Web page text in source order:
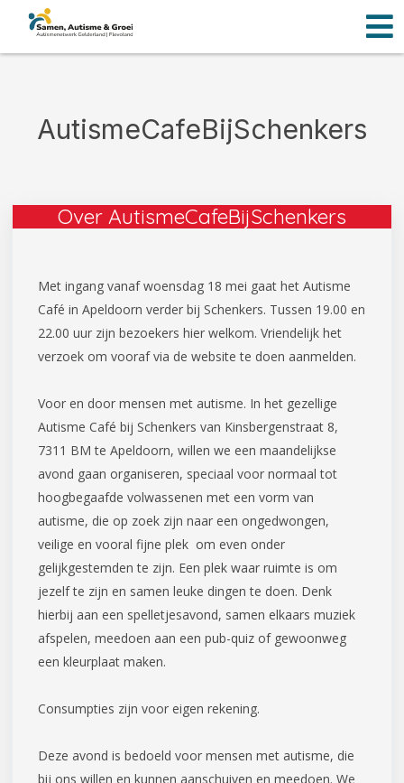
AutismeCafeBijSchenkers
Over AutismeCafeBijSchenkers
Met ingang vanaf woensdag 18 mei gaat het Autisme
Café in Apeldoorn verder bij Schenkers. Tussen 19.00 en
22.00 uur zijn bezoekers hier welkom. Vriendelijk het
verzoek om vooraf via de website te doen aanmelden.
Voor en door mensen met autisme. In het gezellige
Autisme Café bij Schenkers van Kinsbergenstraat 8,
7311 BM te Apeldoorn, willen we een maandelijkse
avond gaan organiseren, speciaal voor normaal tot
hoogbegaafde volwassenen met een vorm van
autisme, die op zoek zijn naar een ongedwongen,
veilige en vooral fijne plek om even onder
gelijkgestemden te zijn. Een plek waar ruimte is om
jezelf te zijn en samen leuke dingen te doen. Denk
hierbij aan een spelletjesavond, samen elkaars muziek
afspelen, meedoen aan een pub-quiz of gewoonweg
een kleurplaat maken.
Consumpties zijn voor eigen rekening.
Deze avond is bedoeld voor mensen met autisme, die
bij ons willen en kunnen aanschuiven en meedoen. We